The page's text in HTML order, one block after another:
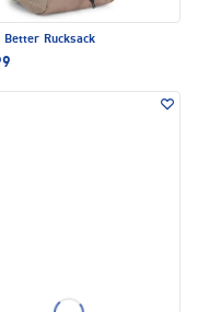
Better Rucksack